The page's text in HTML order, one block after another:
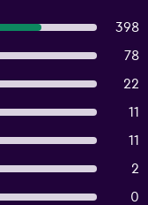
398
78
22
11
11
2
0